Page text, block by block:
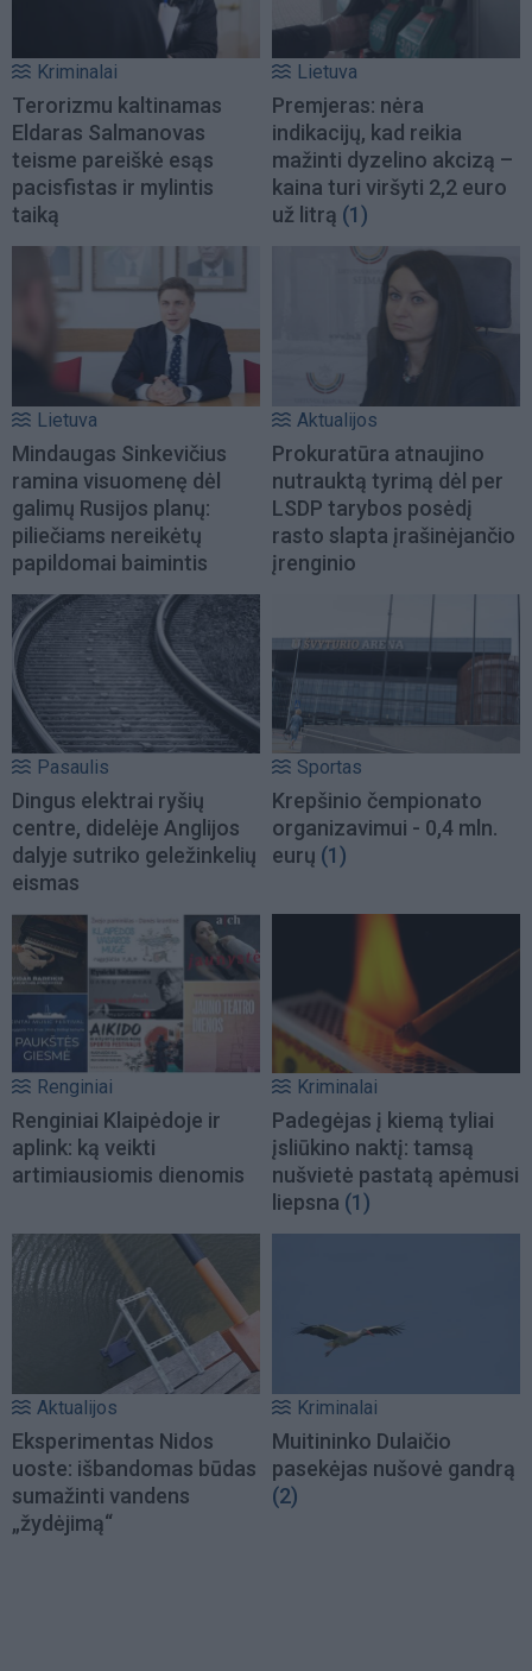
Kriminalai
Terorizmu kaltinamas
Eldaras Salmanovas
teisme pareiškė esąs
pacisfistas ir mylintis
taiką
Lietuva
Premjeras: nėra
indikacijų, kad reikia
mažinti dyzelino akcizą –
kaina turi viršyti 2,2 euro
už litrą (1)
Lietuva
Mindaugas Sinkevičius
ramina visuomenę dėl
galimų Rusijos planų:
piliečiams nereikėtų
papildomai baimintis
Aktualijos
Prokuratūra atnaujino
nutrauktą tyrimą dėl per
LSDP tarybos posėdį
rasto slapta įrašinėjančio
įrenginio
Pasaulis
Dingus elektrai ryšių
centre, didelėje Anglijos
dalyje sutriko geležinkelių
eismas
Sportas
Krepšinio čempionato
organizavimui - 0,4 mln.
eurų (1)
Renginiai
Renginiai Klaipėdoje ir
aplink: ką veikti
artimiausiomis dienomis
Kriminalai
Padegėjas į kiemą tyliai
įsliūkino naktį: tamsą
nušvietė pastatą apėmusi
liepsna (1)
Aktualijos
Eksperimentas Nidos
uoste: išbandomas būdas
sumažinti vandens
„žydėjimą“
Kriminalai
Muitininko Dulaičio
pasekėjas nušovė gandrą
(2)